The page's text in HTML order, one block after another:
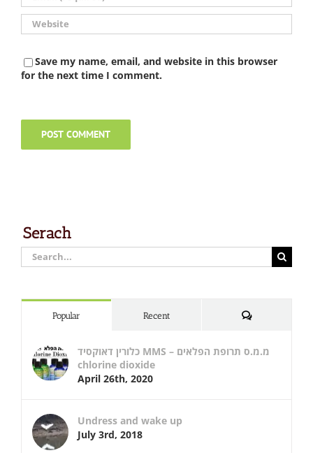
Save my name, email, and website in this browser
for the next time I comment.
Serach
Search
for:
Popular Recent Comments
כלורין דאוקסיד MMS – מ.מ.ס תרופת הפלאים
chlorine dioxide
April 26th, 2020
Undress and wake up
July 3rd, 2018